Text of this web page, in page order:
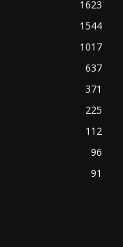
1623
1544
1017
637
371
225
112
96
91